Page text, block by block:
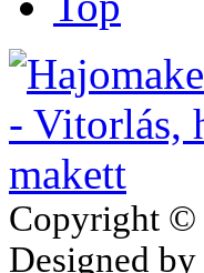
Copyright ©
Designed by